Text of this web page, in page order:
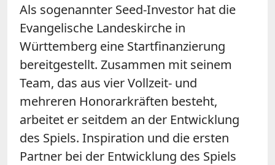
Als sogenannter Seed-Investor hat die
Evangelische Landeskirche in
Württemberg eine Startfinanzierung
bereitgestellt. Zusammen mit seinem
Team, das aus vier Vollzeit- und
mehreren Honorarkräften besteht,
arbeitet er seitdem an der Entwicklung
des Spiels. Inspiration und die ersten
Partner bei der Entwicklung des Spiels